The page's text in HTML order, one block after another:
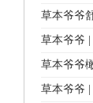
草本爷爷
草本爷爷
草本爷爷
草本爷爷